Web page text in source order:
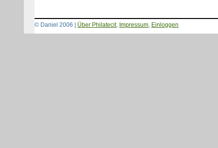
© Daniel 2006 | Über Philatecit, Impressum, Einloggen